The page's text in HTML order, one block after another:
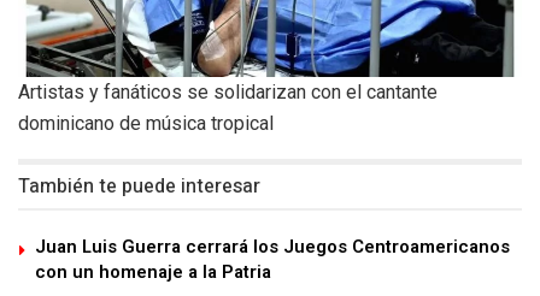
Artistas y fanáticos se solidarizan con el cantante
dominicano de música tropical
También te puede interesar
Juan Luis Guerra cerrará los Juegos Centroamericanos
con un homenaje a la Patria